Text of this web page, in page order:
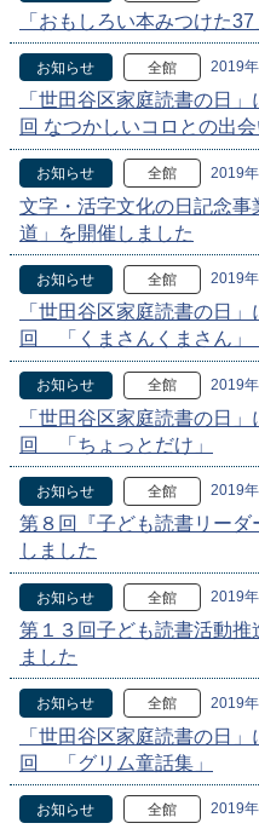
「おもしろい本みつけた
お知らせ 全館 2019
「世田谷区家庭読書の日
回 なつかしいコロとの出
お知らせ 全館 2019
文字・活字文化の日記念
道」を開催しました
お知らせ 全館 2019
「世田谷区家庭読書の日
回 「くまさんくまさん」
お知らせ 全館 2019
「世田谷区家庭読書の日
回 「ちょっとだけ」
お知らせ 全館 2019
第８回『子ども読書リー
しました
お知らせ 全館 2019
第１３回子ども読書活動
ました
お知らせ 全館 2019
「世田谷区家庭読書の日
回 「グリム童話集」
お知らせ 全館 2019